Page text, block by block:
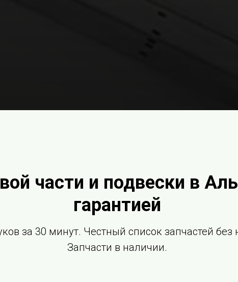
части и подвески в
гарантией
за 30 минут. Честный список запчастей
Запчасти в наличии.